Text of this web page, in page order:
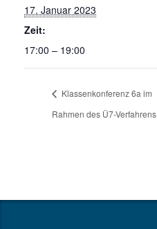
17. Januar 2023
Zeit:
17:00 – 19:00
Klassenkonferenz 6a im
Rahmen des Ü7-Verfahrens